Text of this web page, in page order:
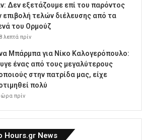
Δεν εξετάζουμε επί του παρόντος
επιβολή τελών διέλευσης από τα
του Ορμούζ
λεπτά πρίν
Μπάρμπα για Νίκο Καλογερόπουλο:
ένας από τους μεγαλύτερους
στην πατρίδα μας, είχε
πολύ
ώρα πρίν
Hours.gr News